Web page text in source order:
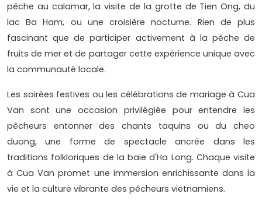
pêche au calamar, la visite de la grotte de Tien Ong, du
lac Ba Ham, ou une croisière nocturne. Rien de plus
fascinant que de participer activement à la pêche de
fruits de mer et de partager cette expérience unique avec
la communauté locale.
Les soirées festives ou les célébrations de mariage à Cua
Van sont une occasion privilégiée pour entendre les
pêcheurs entonner des chants taquins ou du cheo
duong, une forme de spectacle ancrée dans les
traditions folkloriques de la baie d'Ha Long. Chaque visite
à Cua Van promet une immersion enrichissante dans la
vie et la culture vibrante des pêcheurs vietnamiens.